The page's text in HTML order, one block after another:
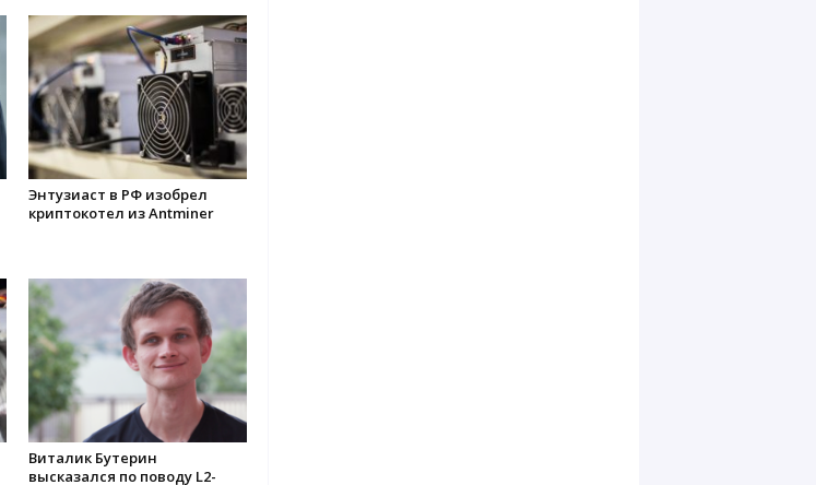
Энтузиаст в РФ изобрел
криптокотел из Antminer
Виталик Бутерин
высказался по поводу L2-